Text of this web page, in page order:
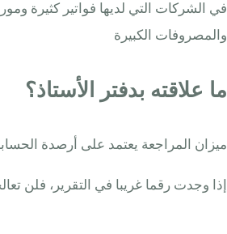
في الشركات التي لديها فواتير كثيرة
والمصروفات الكبيرة
ما علاقته بدفتر الأستاذ؟
ميزان المراجعة يعتمد على أرصدة
إذا وجدت رقما غريبا في التقرير، فلن